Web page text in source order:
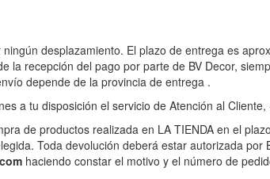
desplazamiento. El plazo de entrega es
recepción del pago por parte de BV Decor,
depende de la provincia de entrega .
a tu disposición el servicio de Atención al Cliente,
de productos realizada en LA TIENDA en el
Toda devolución deberá estar autorizada por
haciendo constar el motivo y el número de